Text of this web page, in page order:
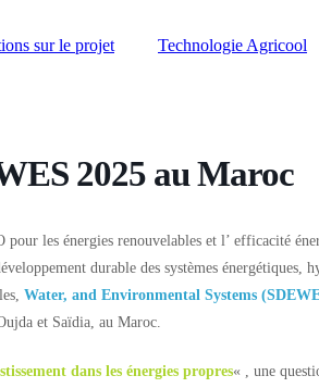
sur le projet Technologie Agricool
2025 au Maroc
les énergies renouvelables et l’ efficacité
durable des systèmes énergétiques,
Water, and Environmental Systems
et Saïdia, au Maroc.
dans les énergies propres« , une